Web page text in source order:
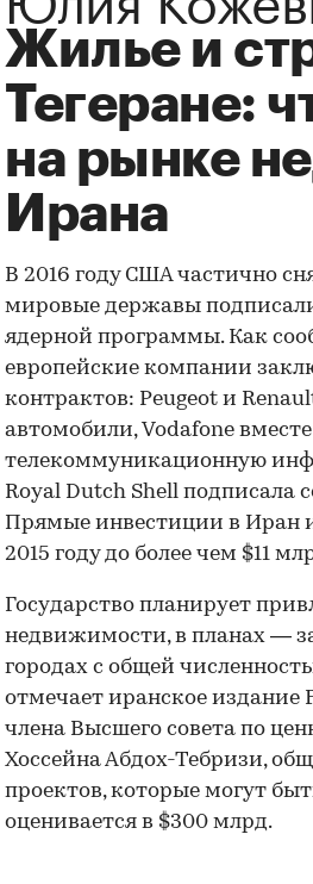
Жилье и
Тегеране:
на рынке
Ирана
В 2016 году США частично
мировые державы
ядерной программы. Как
европейские компании
контрактов: Peugeot и
автомобили, Vodafone
телекоммуникационную
Royal Dutch Shell подписала
Прямые инвестиции в Иран
2015 году до более чем $11
Государство планирует
недвижимости, в планах —
городах с общей
отмечает иранское издание
члена Высшего совета по
Хоссейна Абдох-Тебризи,
проектов, которые могут
оценивается в $300 млрд.